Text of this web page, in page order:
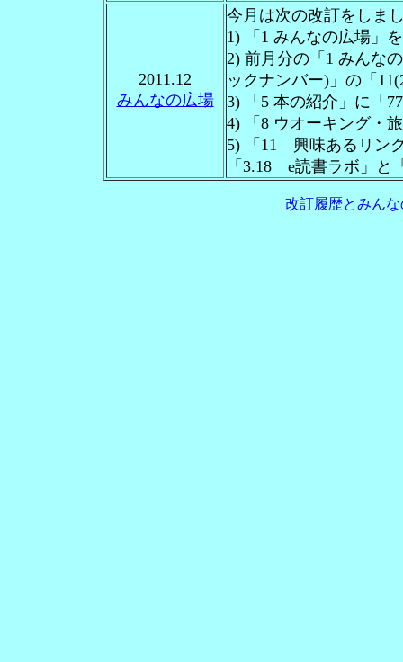
2011.12
みんなの広場
今月は次の改訂をしま
1) 「1 みんなの広場」
2) 前月分の「1 みんな
ックナンバー)」の「
3) 「5 本の紹介」に「
4) 「8 ウオーキング・
5) 「11 興味あるリン
「3.18 e読書ラボ」
改訂履歴とみん